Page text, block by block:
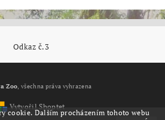
Odkaz č.3
Zoo, všechna práva vyhrazena
Vytvořil Shoptet
cookie. Dalším procházením tohoto webu